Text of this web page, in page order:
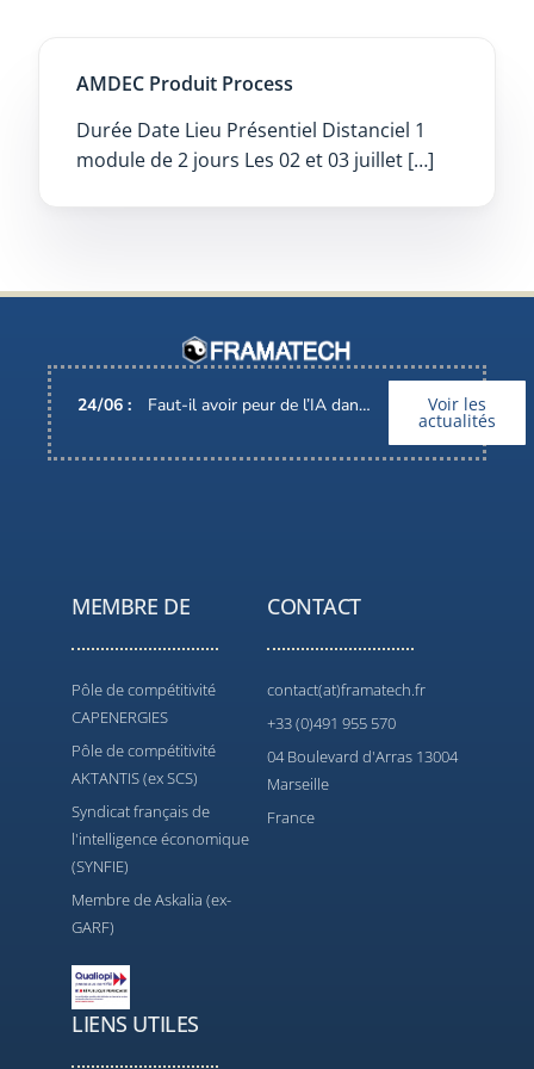
AMDEC Produit Process
Durée Date Lieu Présentiel Distanciel 1
module de 2 jours Les 02 et 03 juillet […]
24/06 : Faut-il avoir peur de l’IA dans nos métiers ? Voir les
actualités
MEMBRE DE
Pôle de compétitivité
CAPENERGIES
Pôle de compétitivité
AKTANTIS (ex SCS)
Syndicat français de
l'intelligence économique
(SYNFIE)
Membre de Askalia (ex-
GARF)
CONTACT
contact(at)framatech.fr
+33 (0)491 955 570
04 Boulevard d'Arras 13004
Marseille
France
LIENS UTILES